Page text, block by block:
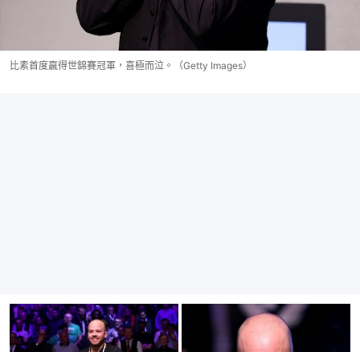
比素首度贏得世錦賽冠軍，喜極而泣。（Getty Images）